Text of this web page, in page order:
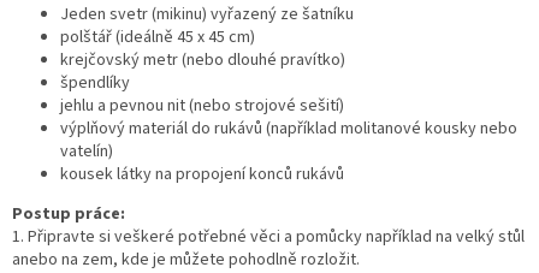
Jeden svetr (mikinu) vyřazený ze šatníku
polštář (ideálně 45 x 45 cm)
krejčovský metr (nebo dlouhé pravítko)
špendlíky
jehlu a pevnou nit (nebo strojové sešití)
výplňový materiál do rukávů (například molitanové kousky nebo
vatelín)
kousek látky na propojení konců rukávů
Postup práce:
1. Připravte si veškeré potřebné věci a pomůcky například na velký stůl
anebo na zem, kde je můžete pohodlně rozložit.